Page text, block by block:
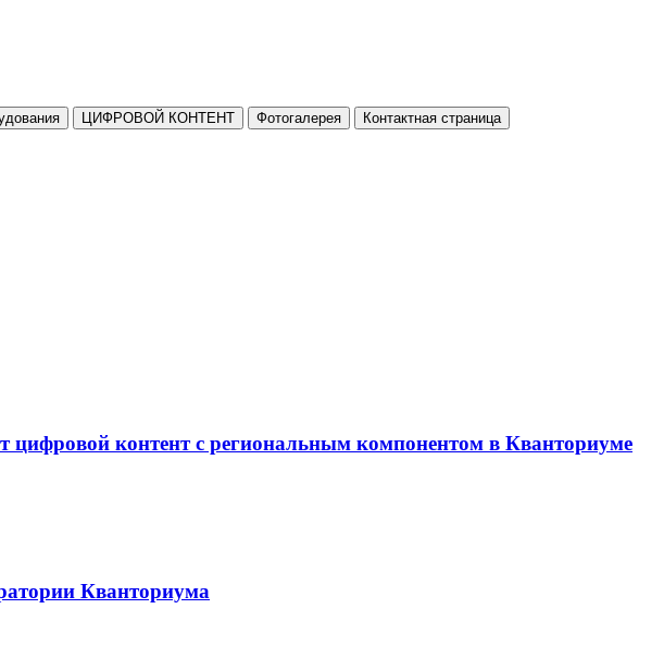
ЦИФРОВОЙ КОНТЕНТ Фотогалерея Контактная страница
контент с региональным компонентом в Кванториуме
Кванториума